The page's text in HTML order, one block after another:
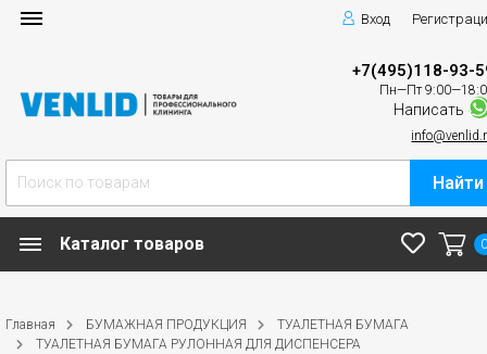
Вход
+7(495)118-93-
Пн—Пт
Написать
Найти
Каталог товаров
Главная БУМАЖНАЯ ПРОДУКЦИЯ
ТУАЛЕТНАЯ БУМАГА
ТУАЛЕТНАЯ БУМАГА РУЛОННАЯ ДЛЯ ДИСПЕНСЕРА